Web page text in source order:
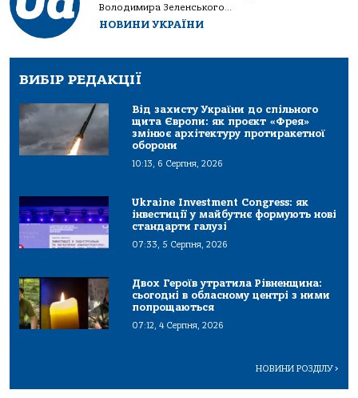
Володимира Зеленського...
НОВИНИ УКРАЇНИ
ВИБІР РЕДАКЦІЇ
Від захисту України до спільного
щита Європи: як проєкт «Фрея»
змінює архітектуру протиракетної
оборони
10:13, 6 Серпня, 2026
Ukraine Investment Congress: як
інвестиції у майбутнє формують нові
стандарти галузі
07:33, 5 Серпня, 2026
Двох Героїв утратила Рівненщина:
сьогодні в обласному центрі з ними
попрощаються
07:12, 4 Серпня, 2026
НОВИНИ РОЗДІЛУ>